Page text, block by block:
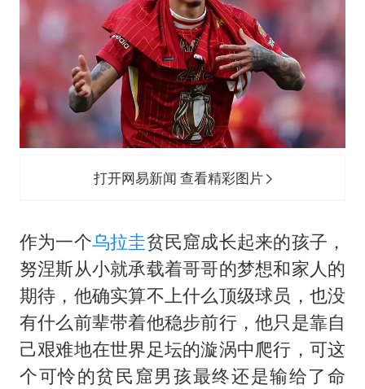
打开网易新闻 查看精彩图片
作为一个乌拉圭贫民窟成长起来的孩子，
努涅斯从小就承载着哥哥的梦想和家人的
期待，他确实算不上什么顶级球员，也没
有什么前辈带着他稳步前行，他只是靠自
己艰难地在世界足坛的漩涡中爬行，可这
个可怜的贫民窟男孩最终还是输给了命